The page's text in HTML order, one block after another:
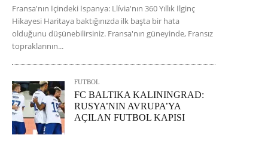
Fransa'nın İçindeki İspanya: Llívia'nın 360 Yıllık İlginç
Hikayesi Haritaya baktığınızda ilk başta bir hata
olduğunu düşünebilirsiniz. Fransa'nın güneyinde, Fransız
topraklarının...
FUTBOL
FC BALTIKA KALININGRAD:
RUSYA’NIN AVRUPA’YA
AÇILAN FUTBOL KAPISI